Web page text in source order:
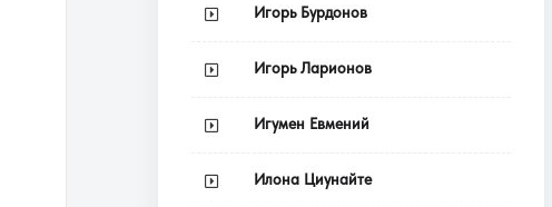
Игорь Бурдонов
Игорь Ларионов
Игумен Евмений
Илона Циунайте